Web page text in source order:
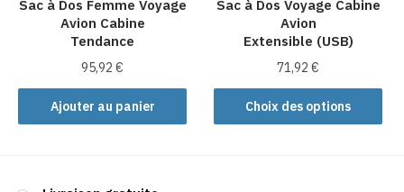
page
du
produit
page
du
produit
Sac à Dos Femme Voyage
Avion Cabine
Tendance
95,92€
Ajouter au panier
Sac à Dos Voyage Cabine
Avion
Extensible (USB)
71,92€
Choix des options
Ce
produit